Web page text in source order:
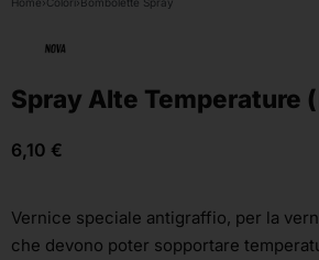
Spray Alte Temperature
6,10 €
Vernice speciale antigraffio, per la
che devono poter sopportare